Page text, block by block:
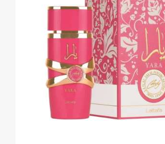
hviezdičiek.